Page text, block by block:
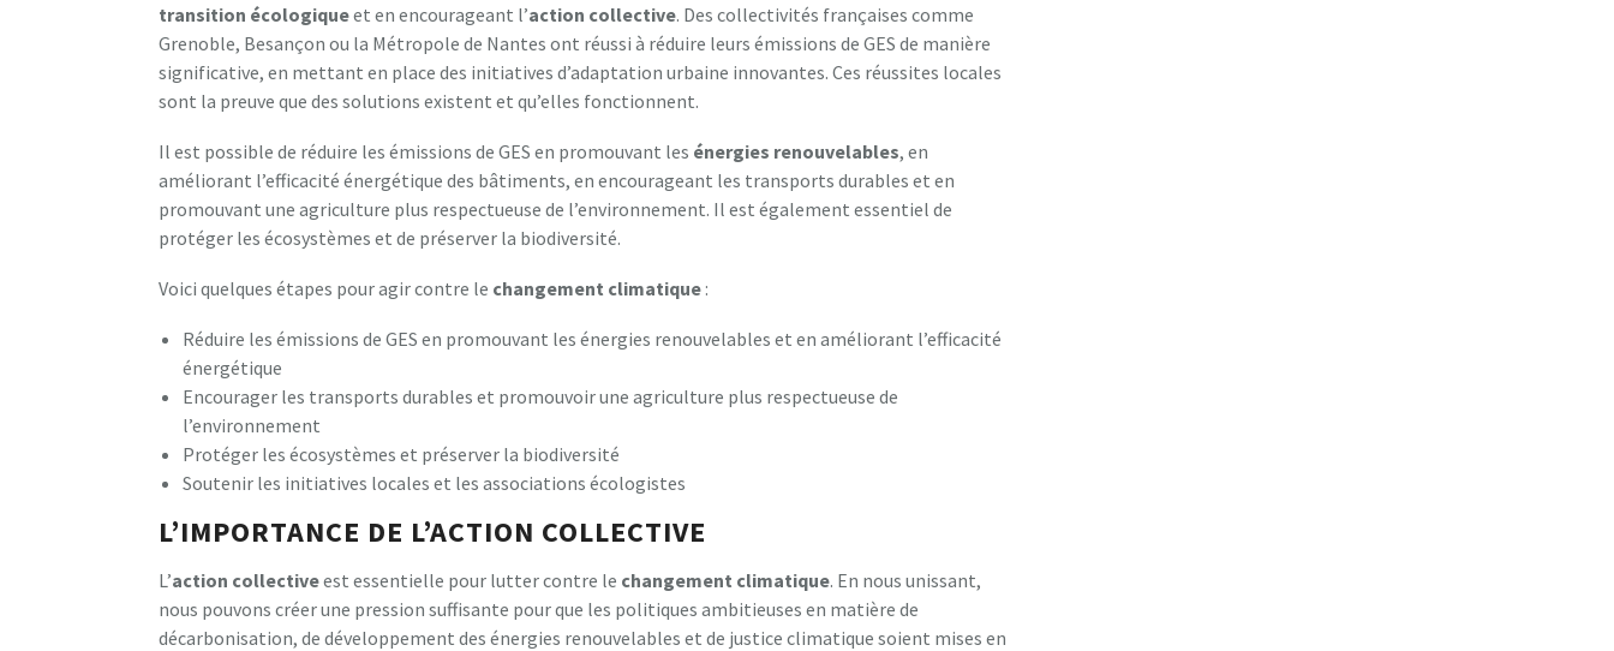
transition écologiqueet en encourageant l’action collective. Des collectivités françaises comme
Grenoble, Besançon ou la Métropole de Nantes ont réussi à réduire leurs émissions de GES de manière
significative, en mettant en place des initiatives d’adaptation urbaine innovantes. Ces réussites locales
sont la preuve que des solutions existent et qu’elles fonctionnent.
Il est possible de réduire les émissions de GES en promouvant les énergies renouvelables, en
améliorant l’efficacité énergétique des bâtiments, en encourageant les transports durables et en
promouvant une agriculture plus respectueuse de l’environnement. Il est également essentiel de
protéger les écosystèmes et de préserver la biodiversité.
Voici quelques étapes pour agir contre le changement climatique :
Réduire les émissions de GES en promouvant les énergies renouvelables et en améliorant l’efficacité
énergétique
Encourager les transports durables et promouvoir une agriculture plus respectueuse de
l’environnement
Protéger les écosystèmes et préserver la biodiversité
Soutenir les initiatives locales et les associations écologistes
L’IMPORTANCE DE L’ACTION COLLECTIVE
L’action collectiveest essentielle pour lutter contre le changement climatique. En nous unissant,
nous pouvons créer une pression suffisante pour que les politiques ambitieuses en matière de
décarbonisation, de développement des énergies renouvelables et de justice climatique soient mises en